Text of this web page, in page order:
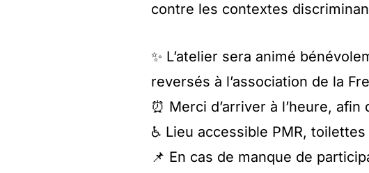
contre les contextes
✨ L’atelier sera animé
reversés à l’association de la
⏰ Merci d’arriver à l’heure,
♿ Lieu accessible PMR,
📌 En cas de manque de